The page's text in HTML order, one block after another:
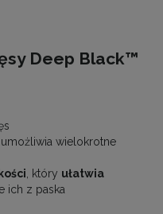
Deep Black™
wielokrotne
, który ułatwia
ich z paska